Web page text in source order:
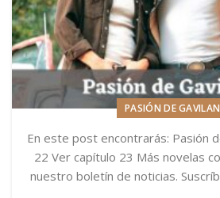
PASIÓN DE
En este post encontrarás: Pasión
22 Ver capítulo 23 Más novelas
nuestro boletín de noticias.